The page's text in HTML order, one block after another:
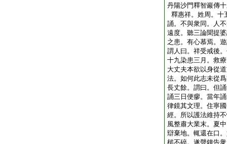
丹陽沙門釋智巖傳
釋惠祥。姓周。十
誦。不與衆同。人
遠度。聽三論聞提
之患。有心慕焉。
謂人曰。祥受戒後
十九染患三月。救
大丈夫本欲以身從
法。如何此志未從
長丈餘。謂曰。但
誦三日便瘳。當年
律鏡其文理。住寧
經。所以護法維持
風整肅大業末。夏
辯棄地。輒還在口
槌不碎。遂聲鐘告